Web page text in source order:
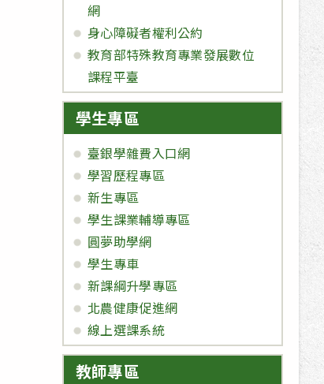
網
身心障礙者權利公約
教育部特殊教育專業發展數位
課程平臺
學生專區
臺銀學雜費入口網
學習歷程專區
新生專區
學生課業輔導專區
圓夢助學網
學生專車
新課綱升學專區
北農健康促進網
線上選課系統
教師專區